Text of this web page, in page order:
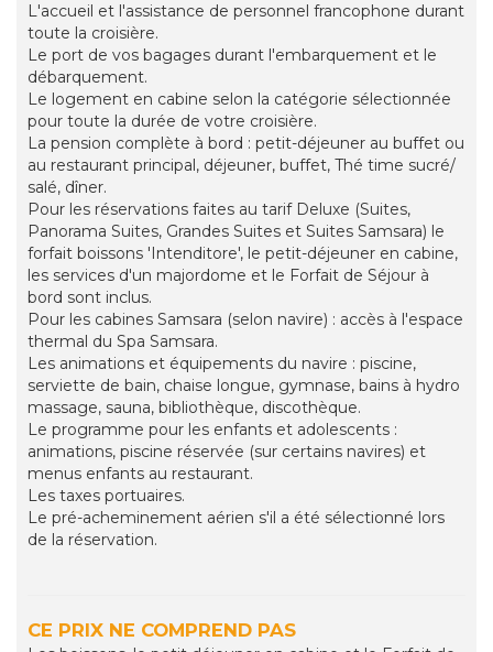
L'accueil et l'assistance de personnel francophone durant
toute la croisière.
Le port de vos bagages durant l'embarquement et le
débarquement.
Le logement en cabine selon la catégorie sélectionnée
pour toute la durée de votre croisière.
La pension complète à bord : petit-déjeuner au buffet ou
au restaurant principal, déjeuner, buffet, Thé time sucré/
salé, dîner.
Pour les réservations faites au tarif Deluxe (Suites,
Panorama Suites, Grandes Suites et Suites Samsara) le
forfait boissons 'Intenditore', le petit-déjeuner en cabine,
les services d'un majordome et le Forfait de Séjour à
bord sont inclus.
Pour les cabines Samsara (selon navire) : accès à l'espace
thermal du Spa Samsara.
Les animations et équipements du navire : piscine,
serviette de bain, chaise longue, gymnase, bains à hydro
massage, sauna, bibliothèque, discothèque.
Le programme pour les enfants et adolescents :
animations, piscine réservée (sur certains navires) et
menus enfants au restaurant.
Les taxes portuaires.
Le pré-acheminement aérien s'il a été sélectionné lors
de la réservation.
CE PRIX NE COMPREND PAS